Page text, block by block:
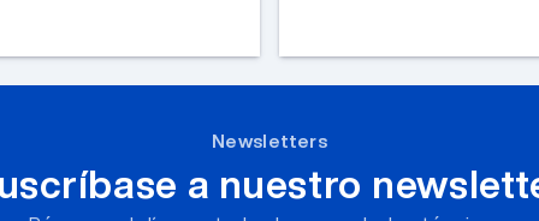
Newsletters
a nuestro